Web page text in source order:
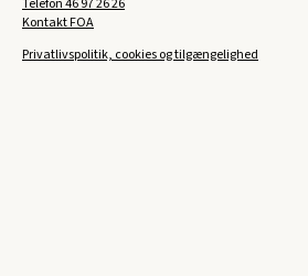
Kontakt FOA
Privatlivspolitik, cookies og tilgængelighed